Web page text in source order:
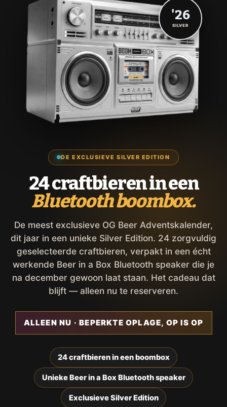
DE EXCLUSIEVE SILVER EDITION
24 craftbieren in een
Bluetooth boombox.
De meest exclusieve OG Beer Adventskalender,
dit jaar in een unieke Silver Edition. 24 zorgvuldig
geselecteerde craftbieren, verpakt in een écht
werkende Beer in a Box Bluetooth speaker die je
na december gewoon laat staan. Het cadeau dat
blijft — alleen nu te reserveren.
ALLEEN NU · BEPERKTE OPLAGE, OP IS OP
24 craftbieren in een boombox
Unieke Beer in a Box Bluetooth speaker
Exclusieve Silver Edition
'26
SILVER